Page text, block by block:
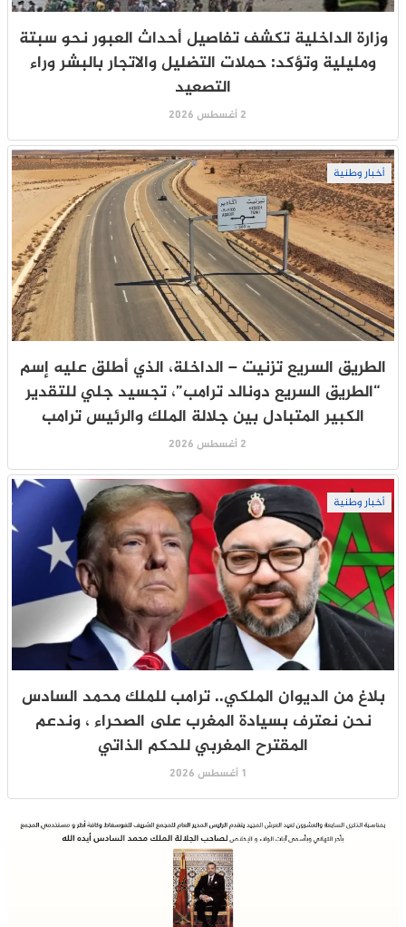
وزارة الداخلية تكشف تفاصيل أحداث العبور نحو سبتة
ومليلية وتؤكد: حملات التضليل والاتجار بالبشر وراء
التصعيد
2 أغسطس 2026
أخبار وطنية
الطريق السريع تزنيت – الداخلة، الذي أطلق عليه إسم
“الطريق السريع دونالد ترامب”، تجسيد جلي للتقدير
الكبير المتبادل بين جلالة الملك والرئيس ترامب
2 أغسطس 2026
أخبار وطنية
بلاغ من الديوان الملكي.. ترامب للملك محمد السادس
نحن نعترف بسيادة المغرب على الصحراء ، وندعم
المقترح المغربي للحكم الذاتي
1 أغسطس 2026